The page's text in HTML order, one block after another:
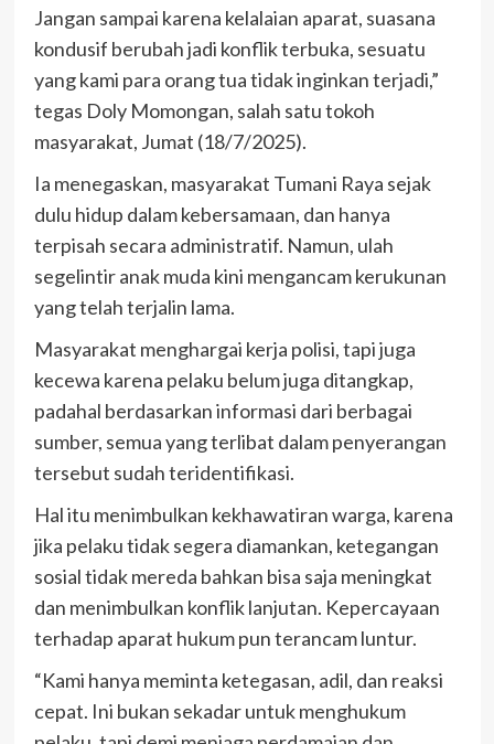
Jangan sampai karena kelalaian aparat, suasana
kondusif berubah jadi konflik terbuka, sesuatu
yang kami para orang tua tidak inginkan terjadi,”
tegas Doly Momongan, salah satu tokoh
masyarakat, Jumat (18/7/2025).
Ia menegaskan, masyarakat Tumani Raya sejak
dulu hidup dalam kebersamaan, dan hanya
terpisah secara administratif. Namun, ulah
segelintir anak muda kini mengancam kerukunan
yang telah terjalin lama.
Masyarakat menghargai kerja polisi, tapi juga
kecewa karena pelaku belum juga ditangkap,
padahal berdasarkan informasi dari berbagai
sumber, semua yang terlibat dalam penyerangan
tersebut sudah teridentifikasi.
Hal itu menimbulkan kekhawatiran warga, karena
jika pelaku tidak segera diamankan, ketegangan
sosial tidak mereda bahkan bisa saja meningkat
dan menimbulkan konflik lanjutan. Kepercayaan
terhadap aparat hukum pun terancam luntur.
“Kami hanya meminta ketegasan, adil, dan reaksi
cepat. Ini bukan sekadar untuk menghukum